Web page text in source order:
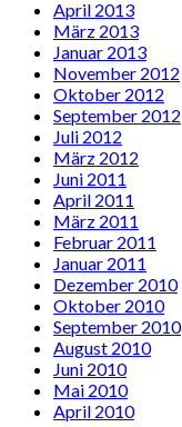
April 2013
März 2013
Januar 2013
November 2012
Oktober 2012
September 2012
Juli 2012
März 2012
Juni 2011
April 2011
März 2011
Februar 2011
Januar 2011
Dezember 2010
Oktober 2010
September 2010
August 2010
Juni 2010
Mai 2010
April 2010